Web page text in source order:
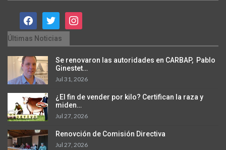
facebooktwitter instagram
Últimas Noticias
Se renovaron las autoridades en CARBAP, Pablo
Ginestet…
Jul 31, 2026
¿El fin de vender por kilo? Certifican la raza y
miden…
Jul 27, 2026
Renovción de Comisión Directiva
Jul 27, 2026